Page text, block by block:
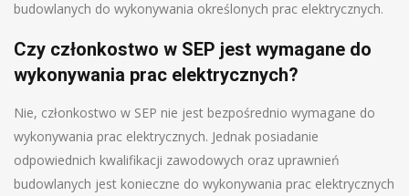
budowlanych do wykonywania określonych prac elektrycznych.
Czy członkostwo w SEP jest wymagane do
wykonywania prac elektrycznych?
Nie, członkostwo w SEP nie jest bezpośrednio wymagane do
wykonywania prac elektrycznych. Jednak posiadanie
odpowiednich kwalifikacji zawodowych oraz uprawnień
budowlanych jest konieczne do wykonywania prac elektrycznych